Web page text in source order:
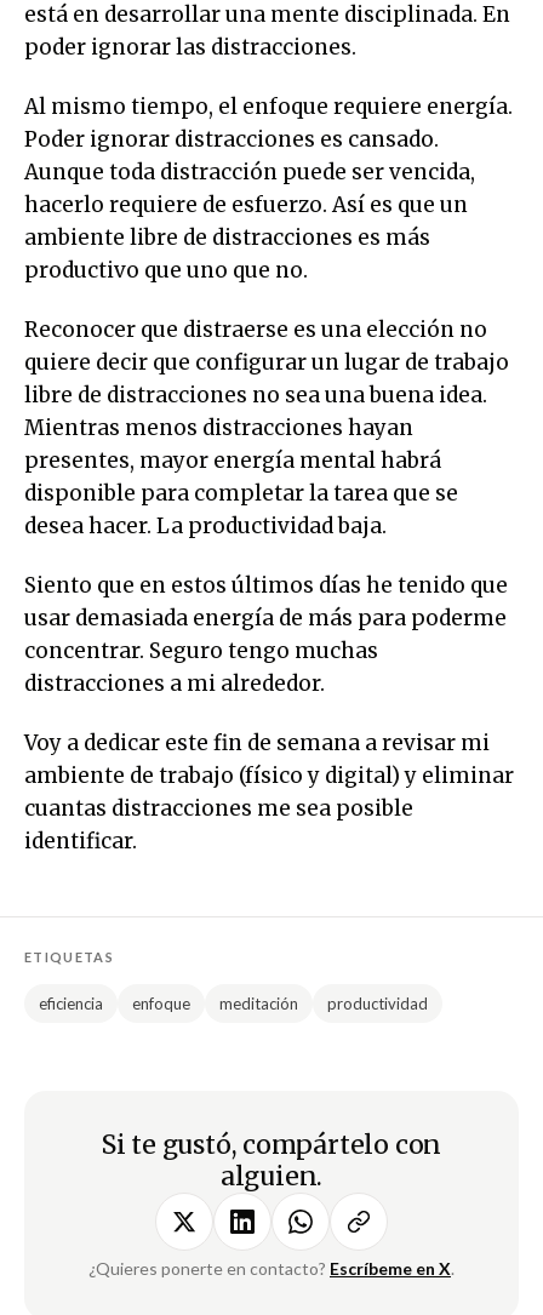
está en desarrollar una mente disciplinada. En
poder ignorar las distracciones.
Al mismo tiempo, el enfoque requiere energía.
Poder ignorar distracciones es cansado.
Aunque toda distracción puede ser vencida,
hacerlo requiere de esfuerzo. Así es que un
ambiente libre de distracciones es más
productivo que uno que no.
Reconocer que distraerse es una elección no
quiere decir que configurar un lugar de trabajo
libre de distracciones no sea una buena idea.
Mientras menos distracciones hayan
presentes, mayor energía mental habrá
disponible para completar la tarea que se
desea hacer. La productividad baja.
Siento que en estos últimos días he tenido que
usar demasiada energía de más para poderme
concentrar. Seguro tengo muchas
distracciones a mi alrededor.
Voy a dedicar este fin de semana a revisar mi
ambiente de trabajo (físico y digital) y eliminar
cuantas distracciones me sea posible
identificar.
ETIQUETAS
eficiencia enfoque meditación productividad
Si te gustó, compártelo con
alguien.
¿Quieres ponerte en contacto? Escríbeme en X.